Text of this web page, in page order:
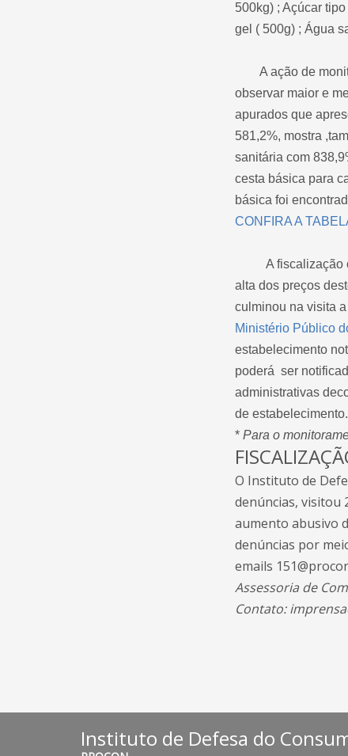
500kg) ; Açúcar
gel ( 500g) ; Água
A ação de
observar maior e
apurados que
581,2%, mostra
sanitária com
cesta básica para
básica foi
CONFIRA A
A fiscalização
alta dos preços
culminou na visita
Ministério Público
estabelecimento
poderá ser
administrativas
de estabelecimento.
* Para o
O Instituto de
denúncias, visitou
aumento abusivo
denúncias por
emails
Assessoria de
Contato:
Instituto de Defesa do